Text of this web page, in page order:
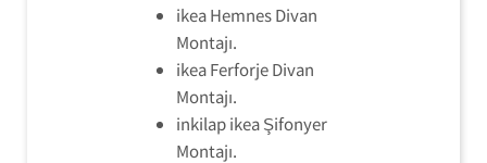
ikea Hemnes Divan
Montajı.
ikea Ferforje Divan
Montajı.
inkilap ikea Şifonyer
Montajı.